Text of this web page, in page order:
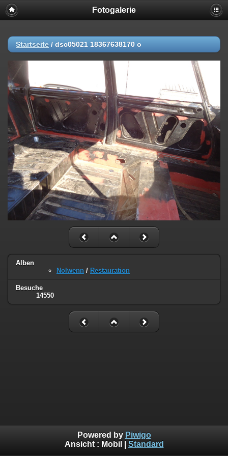
Fotogalerie
Startseite / dsc05021 18367638170 o
Alben
Nolwenn / Restauration
Besuche
14550
Powered by Piwigo
Ansicht : Mobil Standard